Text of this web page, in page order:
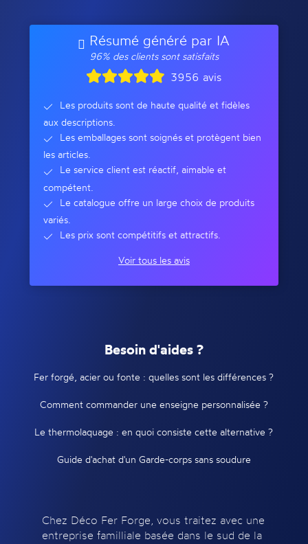
Résumé généré par IA
96% des clients sont satisfaits
3956 avis
Les produits sont de haute qualité et fidèles
aux descriptions.
Les emballages sont soignés et protègent bien
les articles.
Le service client est réactif, aimable et
compétent.
Le catalogue offre un large choix de produits
variés.
Les prix sont compétitifs et attractifs.
Voir tous les avis
Besoin d'aides ?
Fer forgé, acier ou fonte : quelles sont les différences ?
Comment commander une enseigne personnalisée ?
Le thermolaquage : en quoi consiste cette alternative ?
Guide d'achat d'un Garde-corps sans soudure
Chez Déco Fer Forge, vous traitez avec une
entreprise familliale basée dans le sud de la